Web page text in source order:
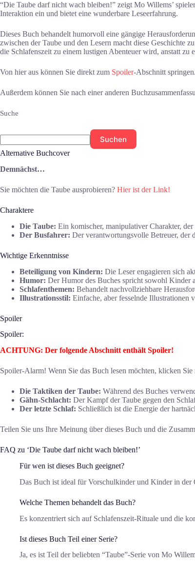
“Die Taube darf nicht wach bleiben!” zeigt Mo Willems’
Interaktion ein und bietet eine wunderbare Leseerfahrung.
Dieses Buch behandelt humorvoll eine gängige
zwischen der Taube und den Lesern macht diese Geschichte
die Schlafenszeit zu einem lustigen Abenteuer wird, anstatt zu
Von hier aus können Sie direkt zum Spoiler-Abschnitt springen.
Außerdem können Sie nach einer anderen
Suche
Suchen
Alternative Buchcover
Demnächst…
Sie möchten die Taube ausprobieren? Hier ist der Link!
Charaktere
Die Taube: Ein komischer, manipulativer Charakter,
Der Busfahrer: Der verantwortungsvolle Betreuer, der
Wichtige Erkenntnisse
Beteiligung von Kindern: Die Leser engagieren sich
Humor: Der Humor des Buches spricht sowohl Kinder
Schlafenthemen: Behandelt nachvollziehbare
Illustrationsstil: Einfache, aber fesselnde Illustrationen
Spoiler
Spoiler:
ACHTUNG: Der folgende Abschnitt enthält Spoiler!
Spoiler-Alarm! Wenn Sie das Buch lesen möchten, klicken
Die Taktiken der Taube: Während des Buches
Gähn-Schlacht: Der Kampf der Taube gegen den
Der letzte Schlaf: Schließlich ist die Energie der
Teilen Sie uns Ihre Meinung über dieses Buch und die
FAQ zu ‘Die Taube darf nicht wach bleiben!’
Für wen ist dieses Buch geeignet?
Das Buch ist ideal für Vorschulkinder und Kinder in der
Welche Themen behandelt das Buch?
Es konzentriert sich auf Schlafenszeit-Rituale und die
Ist dieses Buch Teil einer Serie?
Ja, es ist Teil der beliebten “Taube”-Serie von Mo